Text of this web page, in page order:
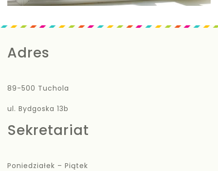
Adres
89-500 Tuchola
ul. Bydgoska 13b
Sekretariat
Poniedziałek – Piątek